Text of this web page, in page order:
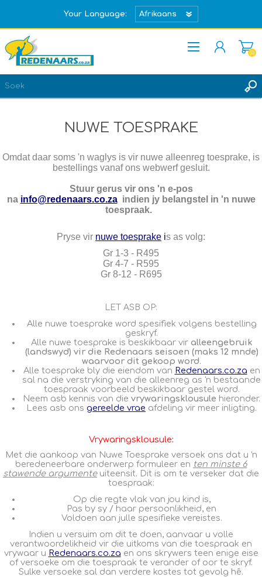
Your Language:
REGISTREER
(0)
NUWE TOESPRAKE
Omdat daar soms 'n waglys is vir nuwe alleenreg toesprake, is
bestellings vanaf ons webwerf gesluit.
Stuur gerus vir ons 'n e-pos
na info@redenaars.co.za indien jy belangstel in 'n nuwe
toespraak.
Pryse vir nuwe toesprake is as volg:
Gr 1-3 - R495
Gr 4-7 - R595
Gr 8-12 - R695
LET ASB OP:
Alle nuwe toesprake word spesifiek volgens bestelling
geskryf.
Alle nuwe toesprake is beskikbaar vir alleengebruik
(landswyd) vir die Redenaars seisoen (maks 12 mnde)
waarvoor dit gekoop word.
Alle toesprake bly die eiendom van Redenaars.co.za en
sal na die verstryking van die alleenreg as 'n bestaande
toespraak voorbeeld beskikbaar gestel word.
Neem asb kennis van die vrywaringsklousule hieronder.
Lees asb ons gereelde vrae afdeling vir meer inligting.
Vrywaringsklousule:
Met die aankoop van Nuwe Toesprake versoek ons dat u 'n
beredeneerbare onderwerp formuleer en ten minste 6
stawende argumenteuiteensit. Dit is om te verseker dat die
toespraak:
Op die regte vlak van jou kind is,
Pas by sy / haar persoonlikheid, en
Voldoen aan julle spesifieke vereistes.
Indien u versuim om dit te doen, aanvaar u volle
verantwoordelikheid vir die uitkoms van die toespraak en
vrywaar u Redenaars.co.za en ons skrywers teen enige eise
of versoeke om die toespraak te verander of oor te skryf.
Sulke versoeke sal dan verdere kostes tot gevolg hê.